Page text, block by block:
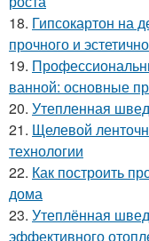
18. Гипсокартон на
прочного и
19.
ванной: основные
20. Утепленная
21. Щелевой
технологии
22. Как построить
дома
23. Утеплённая
эффективного